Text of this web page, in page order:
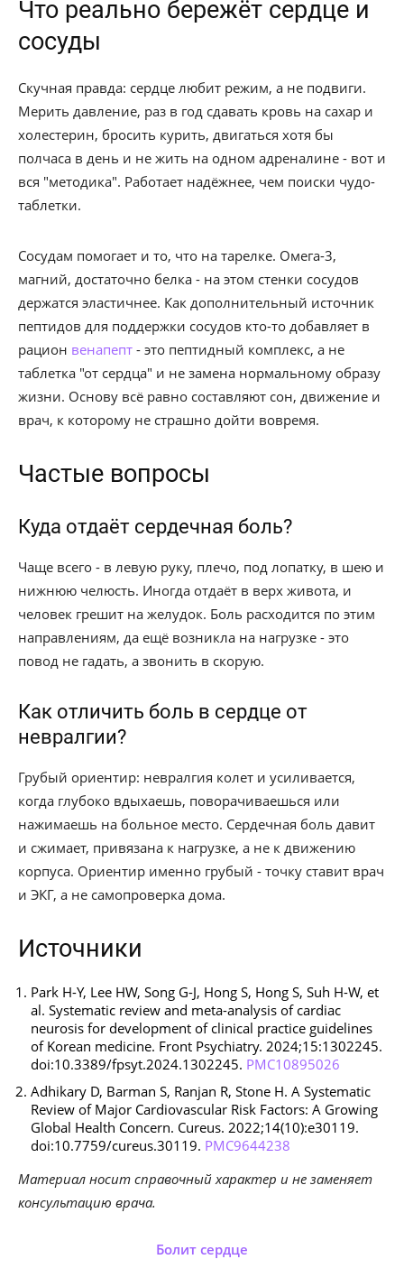
Что реально бережёт сердце и
сосуды
Скучная правда: сердце любит режим, а не подвиги.
Мерить давление, раз в год сдавать кровь на сахар и
холестерин, бросить курить, двигаться хотя бы
полчаса в день и не жить на одном адреналине - вот и
вся "методика". Работает надёжнее, чем поиски чудо-
таблетки.
Сосудам помогает и то, что на тарелке. Омега-3,
магний, достаточно белка - на этом стенки сосудов
держатся эластичнее. Как дополнительный источник
пептидов для поддержки сосудов кто-то добавляет в
рацион венапепт - это пептидный комплекс, а не
таблетка "от сердца" и не замена нормальному образу
жизни. Основу всё равно составляют сон, движение и
врач, к которому не страшно дойти вовремя.
Частые вопросы
Куда отдаёт сердечная боль?
Чаще всего - в левую руку, плечо, под лопатку, в шею и
нижнюю челюсть. Иногда отдаёт в верх живота, и
человек грешит на желудок. Боль расходится по этим
направлениям, да ещё возникла на нагрузке - это
повод не гадать, а звонить в скорую.
Как отличить боль в сердце от
невралгии?
Грубый ориентир: невралгия колет и усиливается,
когда глубоко вдыхаешь, поворачиваешься или
нажимаешь на больное место. Сердечная боль давит
и сжимает, привязана к нагрузке, а не к движению
корпуса. Ориентир именно грубый - точку ставит врач
и ЭКГ, а не самопроверка дома.
Источники
Park H-Y, Lee HW, Song G-J, Hong S, Hong S, Suh H-W, et
al. Systematic review and meta-analysis of cardiac
neurosis for development of clinical practice guidelines
of Korean medicine. Front Psychiatry. 2024;15:1302245.
doi:10.3389/fpsyt.2024.1302245. PMC10895026
Adhikary D, Barman S, Ranjan R, Stone H. A Systematic
Review of Major Cardiovascular Risk Factors: A Growing
Global Health Concern. Cureus. 2022;14(10):e30119.
doi:10.7759/cureus.30119. PMC9644238
Материал носит справочный характер и не заменяет
консультацию врача.
Болит сердце